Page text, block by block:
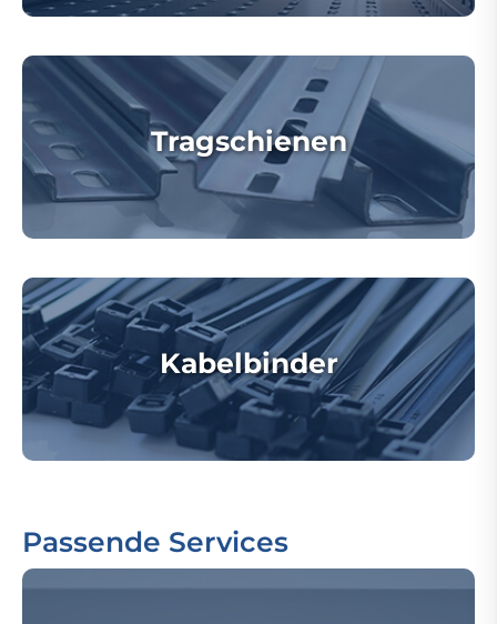
Tragschienen
Kabelbinder
Passende Services